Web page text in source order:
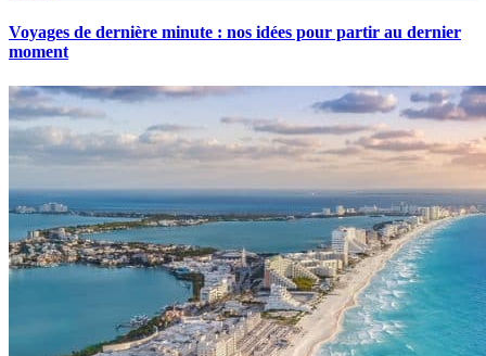
Voyages de dernière minute : nos idées pour partir au dernier
moment